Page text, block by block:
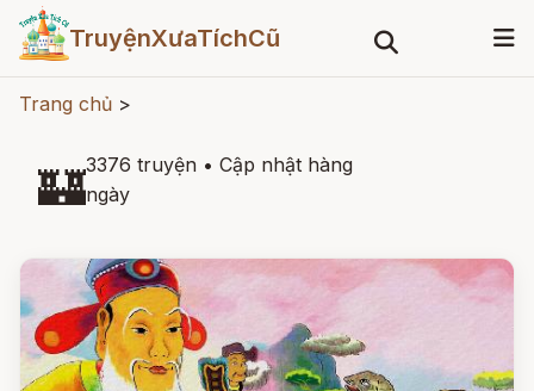
TruyệnXưaTíchCũ
Trang chủ >
🏰3376 truyện • Cập nhật hàng
ngày